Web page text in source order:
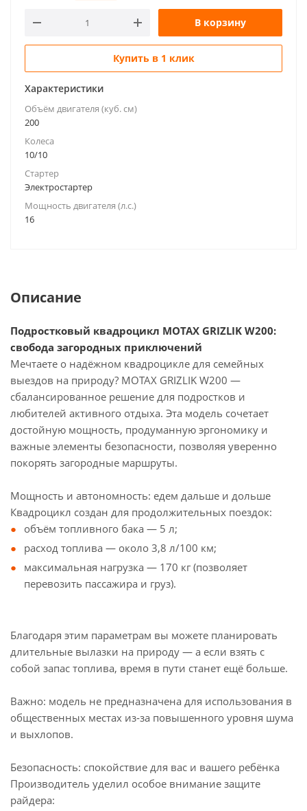
В корзину
Купить в 1 клик
Характеристики
Объём двигателя (куб. см)
200
Колеса
10/10
Стартер
Электростартер
Мощность двигателя (л.с.)
16
Описание
Подростковый квадроцикл MOTAX GRIZLIK W200:
свобода загородных приключений
Мечтаете о надёжном квадроцикле для семейных
выездов на природу? MOTAX GRIZLIK W200 —
сбалансированное решение для подростков и
любителей активного отдыха. Эта модель сочетает
достойную мощность, продуманную эргономику и
важные элементы безопасности, позволяя уверенно
покорять загородные маршруты.
Мощность и автономность: едем дальше и дольше
Квадроцикл создан для продолжительных поездок:
объём топливного бака — 5 л;
расход топлива — около 3,8 л/100 км;
максимальная нагрузка — 170 кг (позволяет
перевозить пассажира и груз).
Благодаря этим параметрам вы можете планировать
длительные вылазки на природу — а если взять с
собой запас топлива, время в пути станет ещё больше.
Важно: модель не предназначена для использования в
общественных местах из‑за повышенного уровня шума
и выхлопов.
Безопасность: спокойствие для вас и вашего ребёнка
Производитель уделил особое внимание защите
райдера: